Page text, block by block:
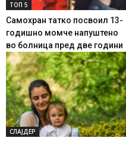
ТОП 5
Самохран татко посвоил 13-
годишно момче напуштено
во болница пред две години
СЛАЈДЕР